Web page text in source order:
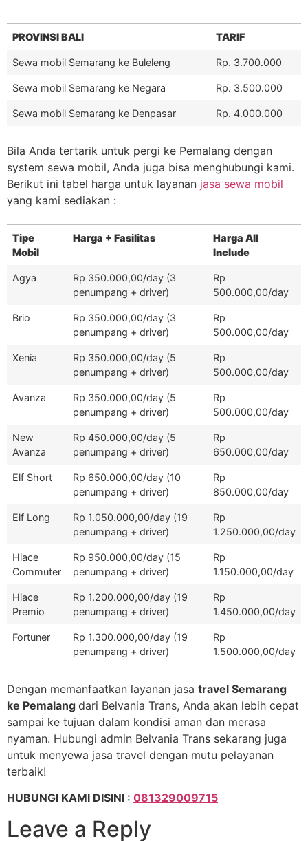
PROVINSI BALI TARIF
Sewa mobil Semarang ke Buleleng Rp. 3.700.000
Sewa mobil Semarang ke Negara Rp. 3.500.000
Sewa mobil Semarang ke Denpasar Rp. 4.000.000
Bila Anda tertarik untuk pergi ke Pemalang dengan
system sewa mobil, Anda juga bisa menghubungi kami.
Berikut ini tabel harga untuk layanan jasa sewa mobil
yang kami sediakan :
Tipe
Mobil
Harga + Fasilitas
Harga All
Include
Agya
Rp 350.000,00/day (3
penumpang + driver)
Rp
500.000,00/day
Brio
Rp 350.000,00/day (3
penumpang + driver)
Rp
500.000,00/day
Xenia
Rp 350.000,00/day (5
penumpang + driver)
Rp
500.000,00/day
Avanza
Rp 350.000,00/day (5
penumpang + driver)
Rp
500.000,00/day
New
Avanza
Rp 450.000,00/day (5
penumpang + driver)
Rp
650.000,00/day
Elf Short
Rp 650.000,00/day (10
penumpang + driver)
Rp
850.000,00/day
Elf Long
Rp 1.050.000,00/day (19
penumpang + driver)
Rp
1.250.000,00/day
Hiace
Commuter
Rp 950.000,00/day (15
penumpang + driver)
Rp
1.150.000,00/day
Hiace
Premio
Rp 1.200.000,00/day (19
penumpang + driver)
Rp
1.450.000,00/day
Fortuner
Rp 1.300.000,00/day (19
penumpang + driver)
Rp
1.500.000,00/day
Dengan memanfaatkan layanan jasa travel Semarang
ke Pemalang dari Belvania Trans, Anda akan lebih cepat
sampai ke tujuan dalam kondisi aman dan merasa
nyaman. Hubungi admin Belvania Trans sekarang juga
untuk menyewa jasa travel dengan mutu pelayanan
terbaik!
HUBUNGI KAMI DISINI : 081329009715
Leave a Reply